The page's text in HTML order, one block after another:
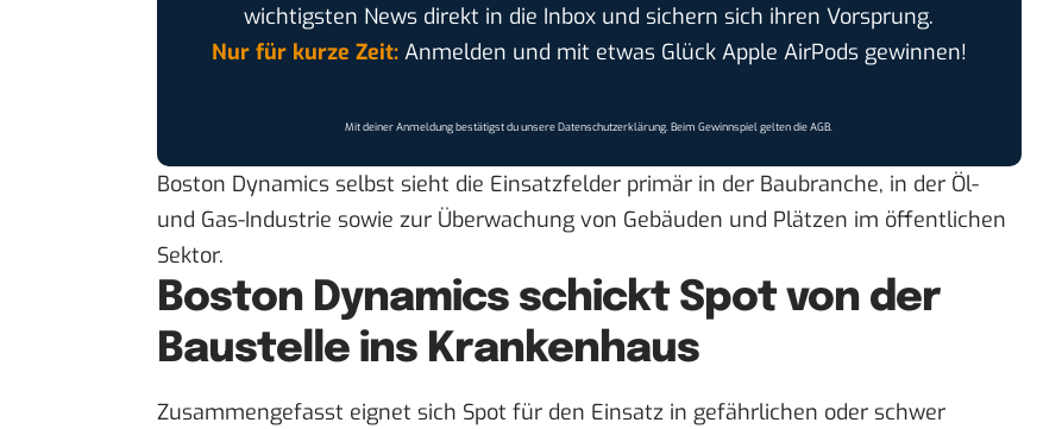
wichtigsten News direkt in die Inbox und sichern sich ihren Vorsprung.
Nur für kurze Zeit:Anmelden und mit etwas Glück Apple AirPods gewinnen!
Mit deiner Anmeldung bestätigst du unsereDatenschutzerklärung. Beim Gewinnspiel gelten dieAGB.
Boston Dynamics selbst sieht die Einsatzfelder primär in der Baubranche, in der Öl-
und Gas-Industrie sowie zur Überwachung von Gebäuden und Plätzen im öffentlichen
Sektor.
Boston Dynamics schickt Spot von der
Baustelle ins Krankenhaus
Zusammengefasst eignet sich Spot für den Einsatz in gefährlichen oder schwer